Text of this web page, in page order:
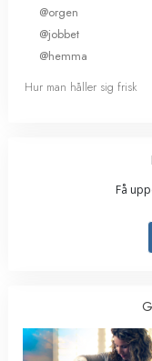
@orgen
@jobbet
@hemma
Hur man håller sig frisk
Få